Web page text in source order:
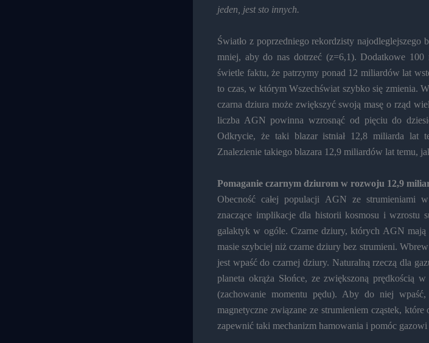
jeden, jest sto innych.
Światło z poprzedniego rekordzisty najodleglejszego
mniej, aby do nas dotrzeć (z=6,1). Dodatkowe
świetle faktu, że patrzymy ponad 12 miliardów lat
to czas, w którym Wszechświat szybko się zmienia.
czarna dziura może zwiększyć swoją masę o rząd
liczba AGN powinna wzrosnąć od pięciu do
Odkrycie, że taki blazar istniał 12,8 miliarda lat
Znalezienie takiego blazara 12,9 miliardów lat temu,
Pomaganie czarnym dziurom w rozwoju 12,9
Obecność całej populacji AGN ze strumieniami
znaczące implikacje dla historii kosmosu i wzrostu
galaktyk w ogóle. Czarne dziury, których AGN mają
masie szybciej niż czarne dziury bez strumieni.
jest wpaść do czarnej dziury. Naturalną rzeczą dla
planeta okrąża Słońce, ze zwiększoną prędkością
(zachowanie momentu pędu). Aby do niej
magnetyczne związane ze strumieniem cząstek,
zapewnić taki mechanizm hamowania i pomóc gazowi